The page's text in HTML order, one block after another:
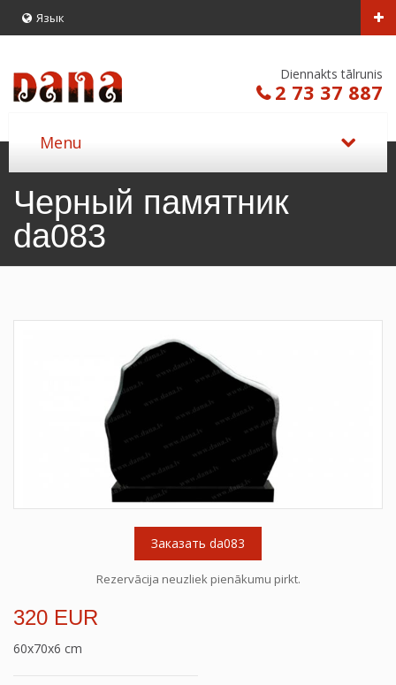
Язык
Diennakts tālrunis
2 73 37 887
Черный памятник
da083
Заказать da083
Rezervācija neuzliek pienākumu pirkt.
320 EUR
60x70x6 cm